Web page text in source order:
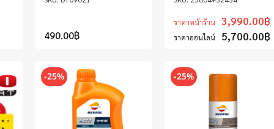
490.00฿
ราคาหน้าร้าน 3,990.00฿
ราคาออนไลน์ 5,700.00฿
-25% -25%